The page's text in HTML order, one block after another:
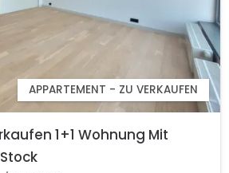
APPARTEMENT - ZU VERKAUFEN
1+1 Wohnung Mit